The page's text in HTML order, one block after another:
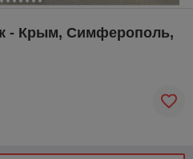
- Крым, Симферополь,